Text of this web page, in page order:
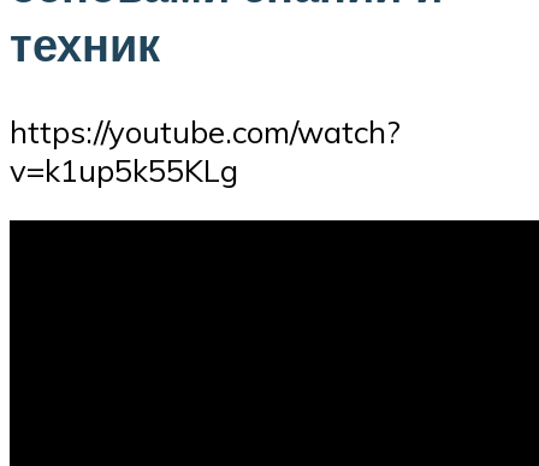
техник
https://youtube.com/watch?
v=k1up5k55KLg